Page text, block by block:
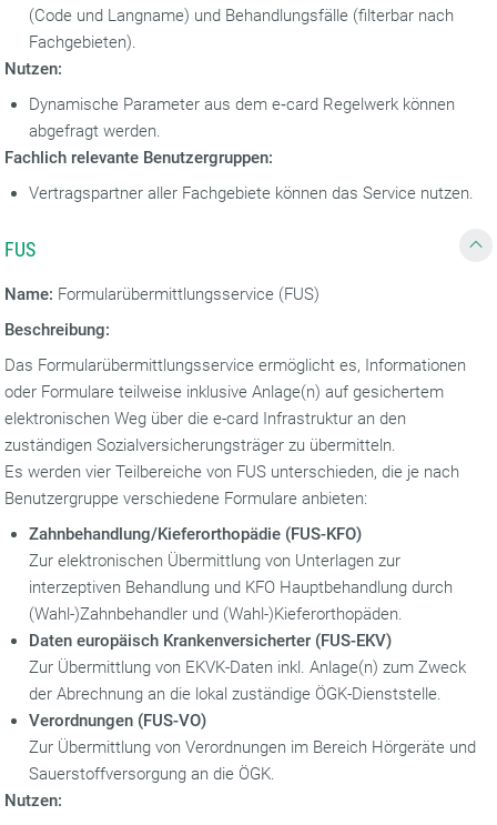
(Code und Langname) und Behandlungsfälle (filterbar nach
Fachgebieten).
Nutzen:
Dynamische Parameter aus dem e‑card Regelwerk können
abgefragt werden.
Fachlich relevante Benutzergruppen:
Vertragspartner aller Fachgebiete können das Service nutzen.
FUS
Name: Formularübermittlungsservice (FUS)
Beschreibung:
Das Formularübermittlungsservice ermöglicht es, Informationen
oder Formulare teilweise inklusive Anlage(n) auf gesichertem
elektronischen Weg über die e-card Infrastruktur an den
zuständigen Sozialversicherungsträger zu übermitteln.
Es werden vier Teilbereiche von FUS unterschieden, die je nach
Benutzergruppe verschiedene Formulare anbieten:
Zahnbehandlung/Kieferorthopädie (FUS-KFO)
Zur elektronischen Übermittlung von Unterlagen zur
interzeptiven Behandlung und KFO Hauptbehandlung durch
(Wahl-)Zahnbehandler und (Wahl-)Kieferorthopäden.
Daten europäisch Krankenversicherter (FUS-EKV)
Zur Übermittlung von EKVK-Daten inkl. Anlage(n) zum Zweck
der Abrechnung an die lokal zuständige ÖGK-Dienststelle.
Verordnungen (FUS-VO)
Zur Übermittlung von Verordnungen im Bereich Hörgeräte und
Sauerstoffversorgung an die ÖGK.
Nutzen: